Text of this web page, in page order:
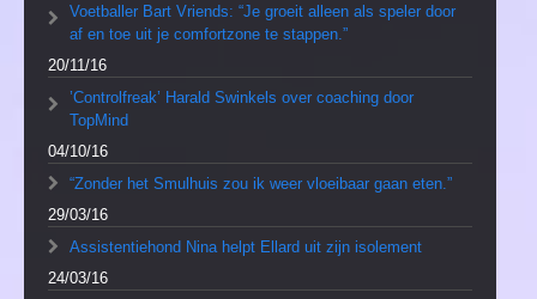
Voetballer Bart Vriends: “Je groeit alleen als speler door
af en toe uit je comfortzone te stappen.”
20/11/16
’Controlfreak’ Harald Swinkels over coaching door
TopMind
04/10/16
“Zonder het Smulhuis zou ik weer vloeibaar gaan eten.”
29/03/16
Assistentiehond Nina helpt Ellard uit zijn isolement
24/03/16